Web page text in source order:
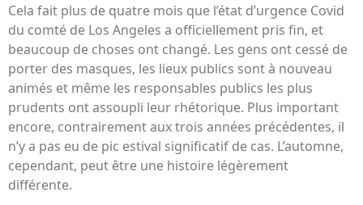
Cela fait plus de quatre mois que l’état d’urgence Covid
du comté de Los Angeles a officiellement pris fin, et
beaucoup de choses ont changé. Les gens ont cessé de
porter des masques, les lieux publics sont à nouveau
animés et même les responsables publics les plus
prudents ont assoupli leur rhétorique. Plus important
encore, contrairement aux trois années précédentes, il
n’y a pas eu de pic estival significatif de cas. L’automne,
cependant, peut être une histoire légèrement
différente.